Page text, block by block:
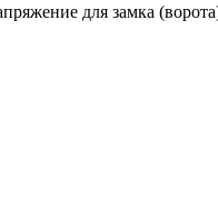
для замка